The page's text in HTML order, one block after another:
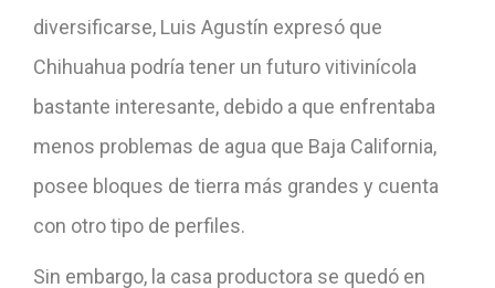
diversificarse, Luis Agustín expresó que
Chihuahua podría tener un futuro vitivinícola
bastante interesante, debido a que enfrentaba
menos problemas de agua que Baja California,
posee bloques de tierra más grandes y cuenta
con otro tipo de perfiles.
Sin embargo, la casa productora se quedó en